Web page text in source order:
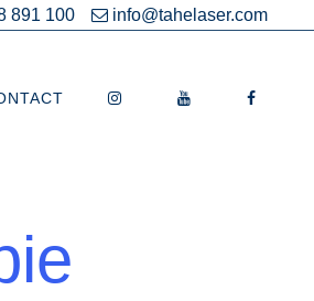
891 100 info@tahelaser.com